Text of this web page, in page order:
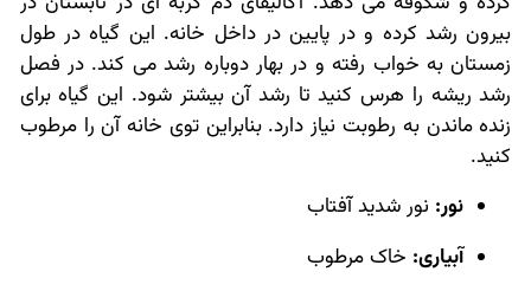
بیرون رشد کرده و در پایین در داخل خانه. این گیاه در طول
زمستان به خواب رفته و در بهار دوباره رشد می کند. در فصل
رشد ریشه را هرس کنید تا رشد آن بیشتر شود. این گیاه برای
زنده ماندن به رطوبت نیاز دارد. بنابراین توی خانه آن را مرطوب
کنید.
نور: نور شدید آفتاب
آبیاری: خاک مرطوب